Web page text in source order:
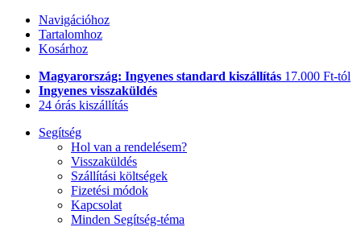
Navigációhoz
Tartalomhoz
Kosárhoz
Magyarország: Ingyenes standard kiszállítás 17.000 Ft-tól
Ingyenes visszaküldés
24 órás kiszállítás
Segítség
Hol van a rendelésem?
Visszaküldés
Szállítási költségek
Fizetési módok
Kapcsolat
Minden Segítség-téma